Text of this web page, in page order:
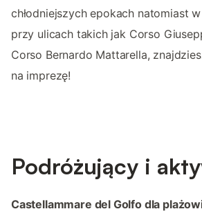
chłodniejszych epokach natomiast
przy ulicach takich jak Corso
Corso Bernardo Mattarella,
na imprezę!
Podróżujący i
Castellammare del Golfo dla